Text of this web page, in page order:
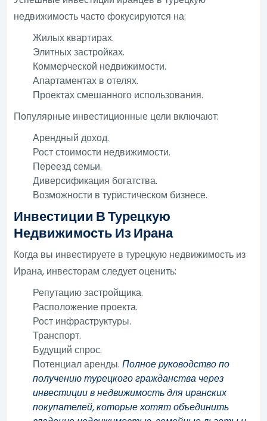
недвижимость часто фокусируются на:
Жилых квартирах.
Элитных застройках.
Коммерческой недвижимости.
Апартаментах в отелях.
Проектах смешанного использования.
Популярные инвестиционные цели включают:
Арендный доход.
Рост стоимости недвижимости.
Переезд семьи.
Диверсификация богатства.
Возможности в туристическом бизнесе.
Инвестиции В Турецкую
Недвижимость Из Ирана
Когда вы инвестируете в турецкую недвижимость из
Ирана, инвесторам следует оценить:
Репутацию застройщика.
Расположение проекта.
Рост инфраструктуры.
Транспорт.
Будущий спрос.
Потенциал аренды.Полное руководство по
получению турецкого гражданства через
инвестиции в недвижимость для иранских
покупателей, которые хотят объединить